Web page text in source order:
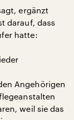
ergänzt
darauf, dass
hatte:
Angehörigen
weil sie das